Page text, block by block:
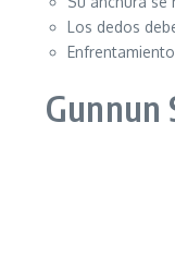
Los dedos
Gunnun